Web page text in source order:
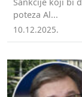
poteza Al...
10.12.2025.